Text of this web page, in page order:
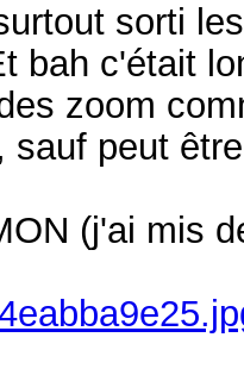
sorti
bah c'était
zoom
sauf peut
(j'ai mis